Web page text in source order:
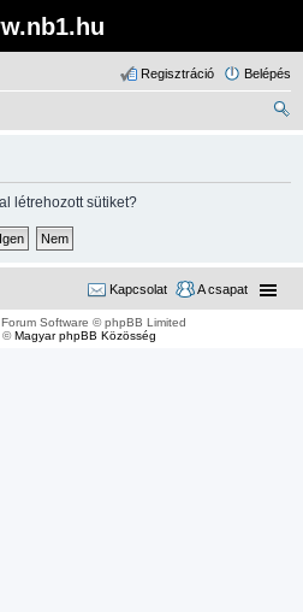
Belépés
Regisztráció
létrehozott sütiket?
A csapat
Kapcsolat
Software © phpBB Limited
©Magyar phpBB Közösség